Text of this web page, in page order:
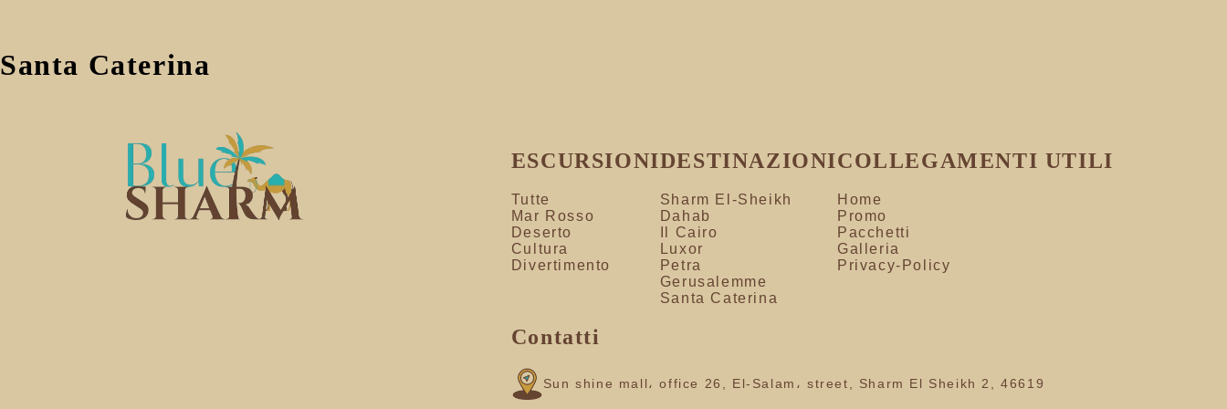
Santa Caterina
ESCURSIONI
Tutte
Mar Rosso
Deserto
Cultura
Divertimento
DESTINAZIONI
Sharm El-Sheikh
Dahab
Il Cairo
Luxor
Petra
Gerusalemme
Santa Caterina
COLLEGAMENTI UTILI
Home
Promo
Pacchetti
Galleria
Privacy-Policy
Contatti
Sun shine mall، office 26, El-Salam، street, Sharm El Sheikh 2, 46619